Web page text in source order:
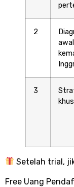
2
awal
3
Setelah trial,
Free Uang